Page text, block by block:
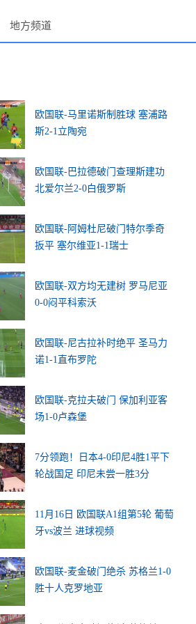
地方频道
欧国联-马里诺斯制胜球 塞浦路
斯2-1立陶宛
欧国联-巴拉德破门查理斯建功
北爱尔兰2-0白俄罗斯
欧国联-阿姆杜尼破门特尔季奇
扳平 塞尔维亚1-1瑞士
欧国联-双方均无建树 罗马尼亚
0-0闷平科索沃
欧国联-尼古拉补时绝平 圣马力
诺1-1直布罗陀
欧国联-克拉夫破门 保加利亚客
场1-0卢森堡
7分领跑！日本4-0印尼4胜1平下
轮战国足 印尼未尝一胜3分
11月16日 欧国联A1组第5轮 葡萄
牙vs波兰 进球视频
欧国联-麦金破门绝杀 苏格兰1-0
胜十人克罗地亚